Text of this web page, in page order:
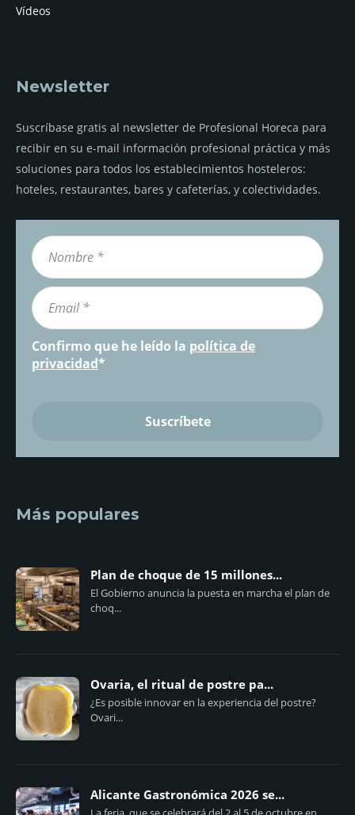
Vídeos
Newsletter
Suscríbase gratis al newsletter de Profesional Horeca para
recibir en su e-mail información profesional práctica y más
soluciones para todos los establecimientos hosteleros:
hoteles, restaurantes, bares y cafeterías, y colectividades.
Confirmo que he leído la política de
privacidad*
Más populares
Plan de choque de 15 millones...
El Gobierno anuncia la puesta en marcha el plan de
choq...
Ovaria, el ritual de postre pa...
¿Es posible innovar en la experiencia del postre?
Ovari...
Alicante Gastronómica 2026 se...